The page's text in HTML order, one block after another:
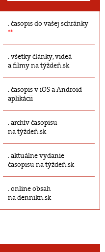
časopis do vašej schránky
**
všetky články, videá
a filmy na týždeň.sk
časopis v iOS a Android
aplikácii
archív časopisu
na týždeň.sk
aktuálne vydanie
časopisu na týždeň.sk
online obsah
na dennikn.sk